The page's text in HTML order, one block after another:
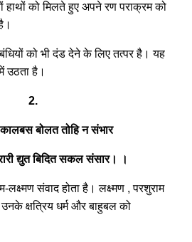
हाथों को मिलते हुए अपने रण पराक्रम को
को भी दंड देने के लिए तत्पर है। यह
उठता है।
2.
बोलत तोहि न संभार
द्युत बिदित सकल संसार। ।
लक्ष्मण संवाद होता है। लक्ष्मण , परशुराम
क्षत्रिय धर्म और बाहुबल को